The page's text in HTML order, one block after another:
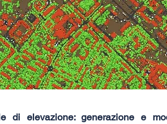
di elevazione: generazione e